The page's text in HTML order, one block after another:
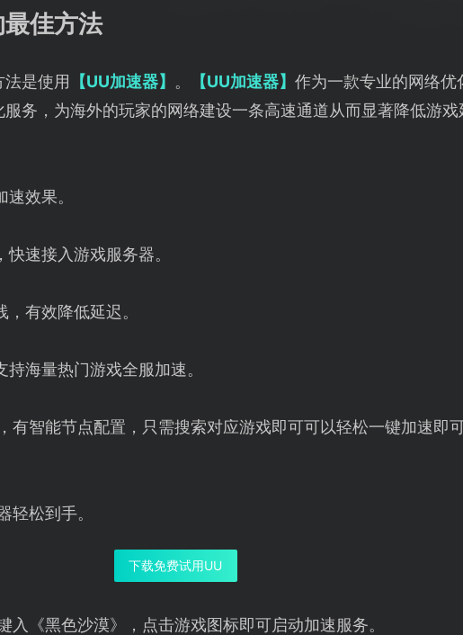
佳方法
是使用 【UU加速器】 。 【UU加速器】 作为一款专业的网络优
务，为海外的玩家的网络建设一条高速通道从而显著降低游戏
速效果。
速接入游戏服务器。
，有效降低延迟。
海量热门游戏全服加速。
有智能节点配置，只需搜索对应游戏即可可以轻松一键加速即
轻松到手。
下载免费试用UU
入《黑色沙漠》，点击游戏图标即可启动加速服务。